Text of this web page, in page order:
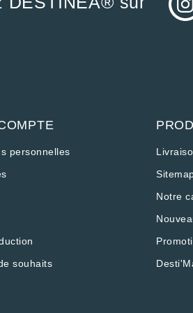
Options
de confidentialité, en
personnelles
souhaits
Notre